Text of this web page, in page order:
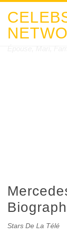
Stars De La Télé